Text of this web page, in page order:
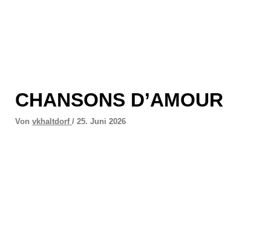
CHANSONS D’AMOUR
Von vkhaltdorf / 25. Juni 2026